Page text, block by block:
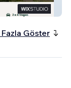
Fazla Göster